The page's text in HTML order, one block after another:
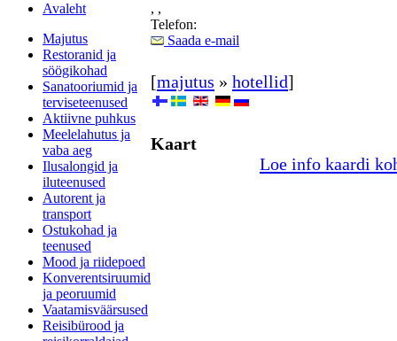
Avaleht
Majutus
Restoranid ja
söögikohad
Sanatooriumid ja
terviseteenused
Aktiivne puhkus
Meelelahutus ja
vaba aeg
Ilusalongid ja
iluteenused
Autorent ja
transport
Ostukohad ja
teenused
Mood ja riidepoed
Konverentsiruumid
ja peoruumid
Vaatamisväärsused
Reisibürood ja
, ,
Telefon:
Saada e-mail
[majutus » hotellid]
Kaart
Loe info kaardi